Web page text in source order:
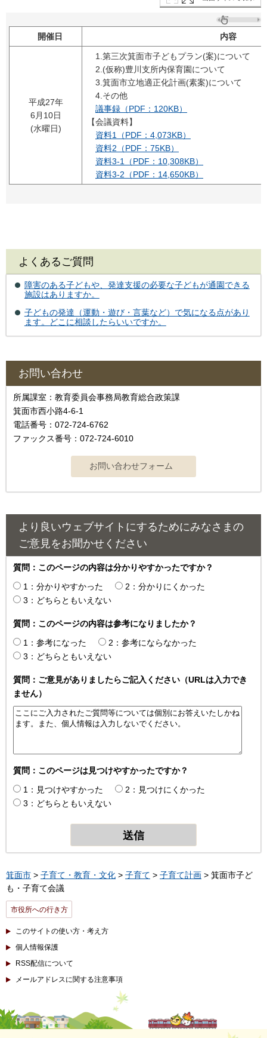
開催日 内容
平成27年
6月10日
(水曜日)
1.第三次箕面市子どもプラン(案)について
2.(仮称)豊川支所内保育園について
3.箕面市立地適正化計画(素案)について
4.その他
議事録（PDF：120KB）
【会議資料】
資料1（PDF：4,073KB）
資料2（PDF：75KB）
資料3-1（PDF：10,308KB）
資料3-2（PDF：14,650KB）
よくあるご質問
障害のある子どもや、発達支援の必要な子どもが通園できる
施設はありますか。
子どもの発達（運動・遊び・言葉など）で気になる点があり
ます。どこに相談したらいいですか。
お問い合わせ
所属課室：教育委員会事務局教育総合政策課
箕面市西小路4‐6‐1
電話番号：072-724-6762
ファックス番号：072-724-6010
より良いウェブサイトにするためにみなさまの
ご意見をお聞かせください
質問：このページの内容は分かりやすかったですか？
1：分かりやすかった
2：分かりにくかった
3：どちらともいえない
質問：このページの内容は参考になりましたか？
1：参考になった
2：参考にならなかった
3：どちらともいえない
質問：ご意見がありましたらご記入ください（URLは入力でき
ません）
質問：このページは見つけやすかったですか？
1：見つけやすかった
2：見つけにくかった
3：どちらともいえない
箕面市 > 子育て・教育・文化 > 子育て > 子育て計画 > 箕面市子ど
も・子育て会議
市役所への行き方
このサイトの使い方・考え方
個人情報保護
RSS配信について
メールアドレスに関する注意事項